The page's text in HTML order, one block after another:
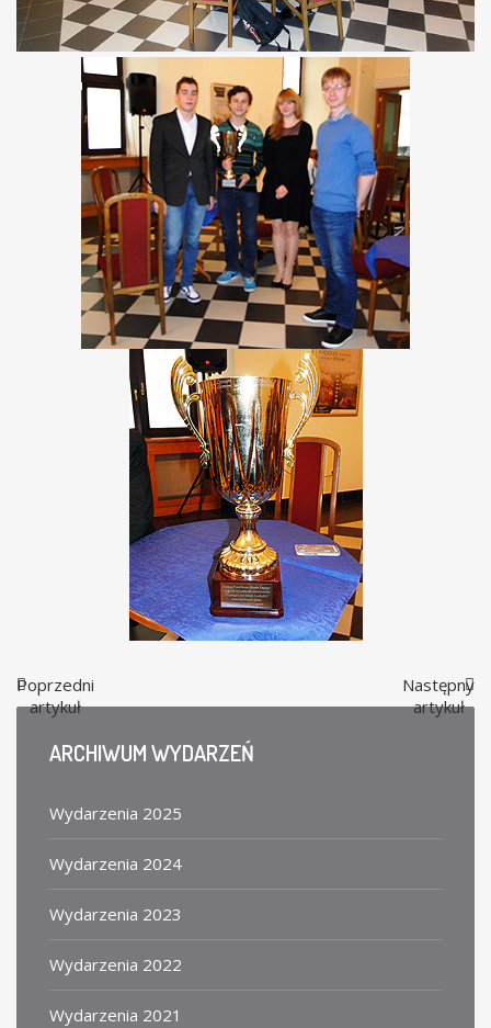
Poprzedni
artykuł
Następny
artykuł
ARCHIWUMWYDARZEŃ
Wydarzenia 2025
Wydarzenia 2024
Wydarzenia 2023
Wydarzenia 2022
Wydarzenia 2021